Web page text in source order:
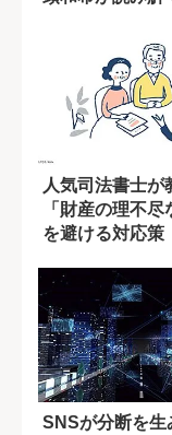
人気司法書士が
「財産の理不尽
を避ける対応策
SNSが分断を生